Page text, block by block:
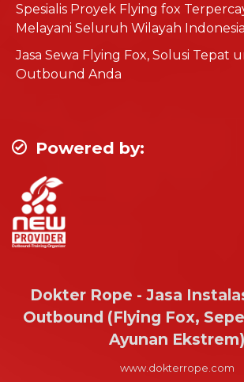
Spesialis Proyek Flying fox
Melayani Seluruh Wilayah Indonesia
Jasa Sewa Flying Fox, Solusi Tepat
Outbound Anda
Powered by:
Dokter Rope - Jasa
Outbound (Flying Fox,
Ayunan Ekstrem)
www.dokterrope.com